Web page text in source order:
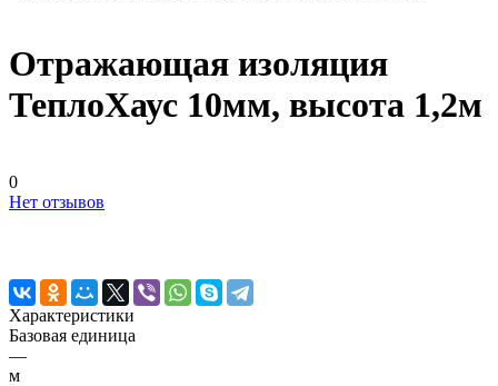
Отражающая изоляция
ТеплоХаус 10мм, высота 1,2м
0
Нет отзывов
Характеристики
Базовая единица
—
м